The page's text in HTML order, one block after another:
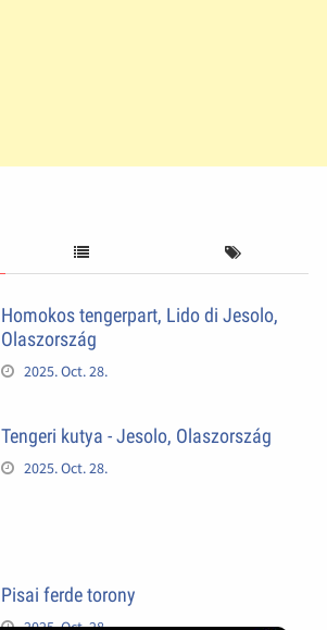
Homokos tengerpart, Lido di Jesolo,
Olaszország
2025. Oct. 28.
Tengeri kutya - Jesolo, Olaszország
2025. Oct. 28.
Pisai ferde torony